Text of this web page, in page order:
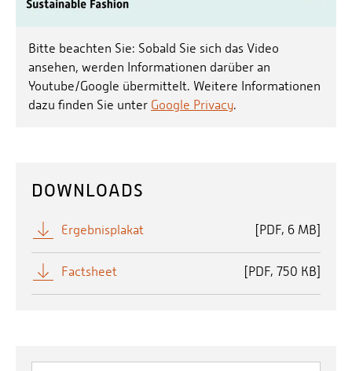
Bitte beachten Sie: Sobald Sie sich das Video
ansehen, werden Informationen darüber an
Youtube/Google übermittelt. Weitere Informationen
dazu finden Sie unter Google Privacy.
DOWNLOADS
Ergebnisplakat [PDF 6 MB]
Factsheet [PDF 750 KB]